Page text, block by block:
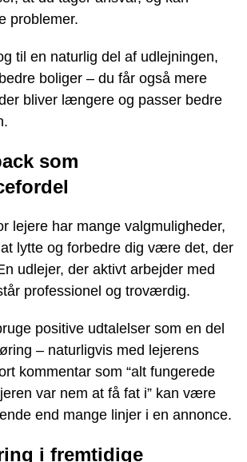
problemer.
til en naturlig del af udlejningen,
boliger – du får også mere
bliver længere og passer bedre
som
lejere har mange valgmuligheder,
lytte og forbedre dig være det, der
udlejer, der aktivt arbejder med
professionel og troværdig.
positive udtalelser som en del
– naturligvis med lejerens
kommentar som “alt fungerede
var nem at få fat i” kan være
end mange linjer i en annonce.
i fremtidige